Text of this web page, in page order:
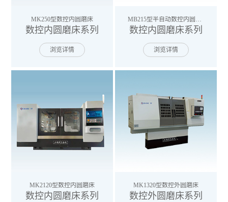
MK250型数控内圆磨床
数控内圆磨床系列
浏览详情
数控内圆磨床系列
浏览详情
MK2120型数控内圆磨床
数控内圆磨床系列
MK1320型数控外圆磨床
数控外圆磨床系列